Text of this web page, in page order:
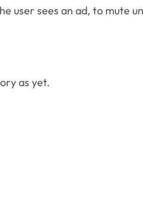
user sees an ad, to mute
as yet.